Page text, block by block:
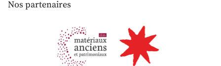
Nos partenaires